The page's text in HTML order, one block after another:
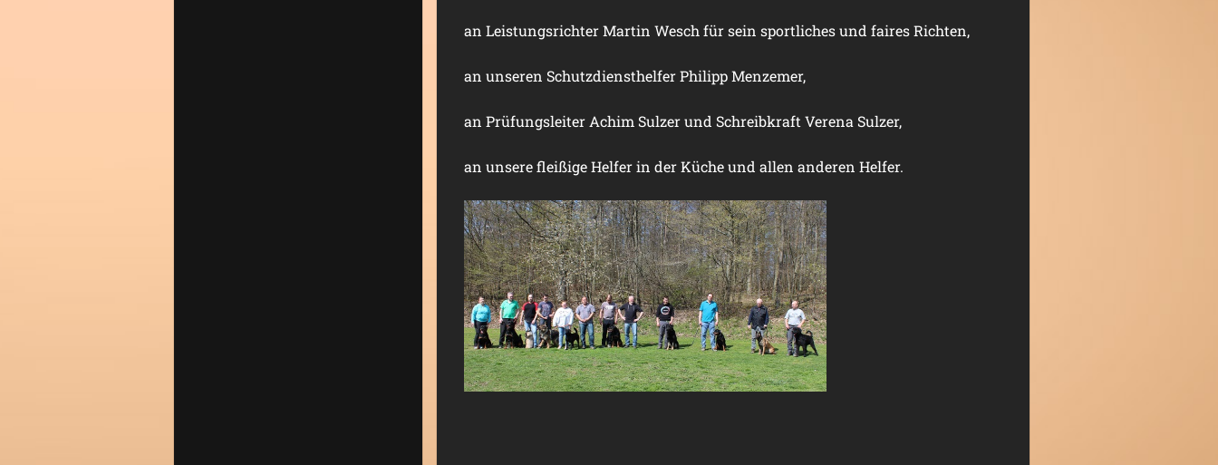
an Leistungsrichter Martin Wesch für sein sportliches und faires Richten,
an unseren Schutzdiensthelfer Philipp Menzemer,
an Prüfungsleiter Achim Sulzer und Schreibkraft Verena Sulzer,
an unsere fleißige Helfer in der Küche und allen anderen Helfer.